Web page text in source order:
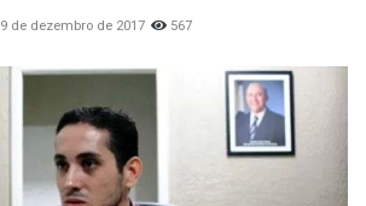
9 de dezembro de 2017 567